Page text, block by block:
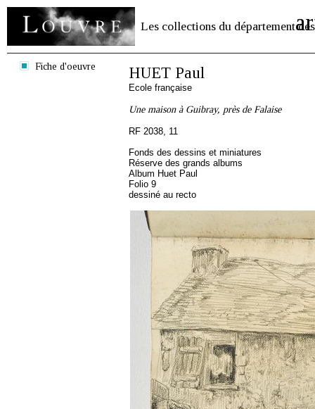
Les collections du département des
Fiche d'oeuvre HUET Paul
Ecole française
Une maison à Guibray, près de Falaise
RF 2038, 11
Fonds des dessins et miniatures
Réserve des grands albums
Album Huet Paul
Folio 9
dessiné au recto